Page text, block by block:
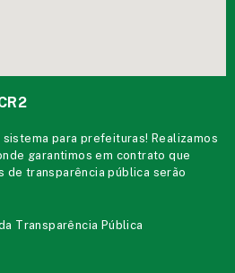
sistema para prefeituras! Realizamos
garantimos em contrato que
de transparência pública serão
Transparência Pública